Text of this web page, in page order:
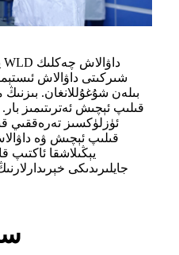
شىركىتى داۋالاش
بىلەن شۇغۇللانغان.
قىلىپ ئېچىش ئەترىتىمىز
ئۈزلۈكسىز تەرەققىي
قىلىپ ئېچىش ۋە
يېڭىلاشقا ئاكتىپ
جايلىرىدىكى